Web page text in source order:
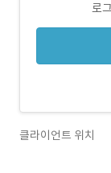
로
클라이언트 위치